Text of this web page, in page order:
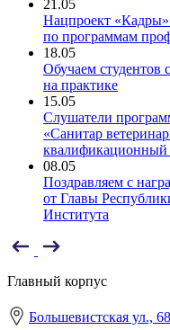
21.05
Нацпроект
по программам
18.05
Обучаем студентов
на практике
15.05
Слушатели
«Санитар
квалификационный
08.05
Поздравляем с
от Главы
Института
Главный корпус
Большевистская ул.,